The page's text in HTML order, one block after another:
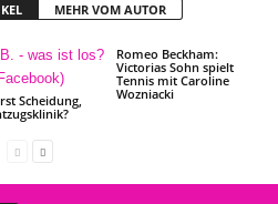
MEHR VOM AUTOR
Scheidung,
Romeo Beckham:
Victorias Sohn spielt
Tennis mit Caroline
Wozniacki